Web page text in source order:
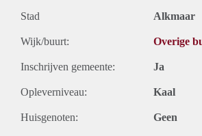
Stad Alkmaar
Wijk/buurt: Overige
Inschrijven gemeente: Ja
Opleverniveau: Kaal
Huisgenoten: Geen